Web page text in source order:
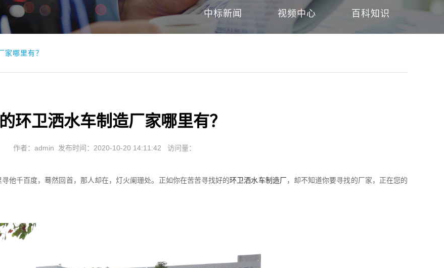
中标新闻 视频中心 百科知识
家哪里有？
环卫洒水车制造厂家哪里有？
作者：admin 发布时间：2020-10-20 14:11:42 访问量：
他千百度，蓦然回首，那人却在，灯火阑珊处。正如你在苦苦寻找好的环卫洒水车制造厂，却不知道你要寻找的厂家，正在您的